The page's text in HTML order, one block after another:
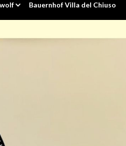
Bauernhof Villa del Chiuso